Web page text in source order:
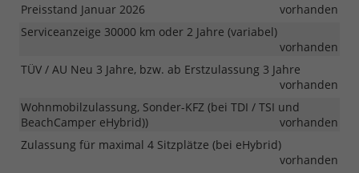
Preisstand Januar 2026
vorhanden
Serviceanzeige 30000 km oder 2 Jahre (variabel)
vorhanden
TÜV / AU Neu 3 Jahre, bzw. ab Erstzulassung 3 Jahre
vorhanden
Wohnmobilzulassung, Sonder-KFZ (bei TDI / TSI und
BeachCamper eHybrid))
vorhanden
Zulassung für maximal 4 Sitzplätze (bei eHybrid)
vorhanden